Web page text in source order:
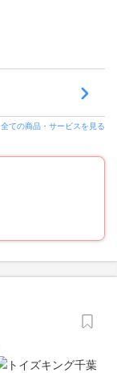
全ての商品・サービスを見る